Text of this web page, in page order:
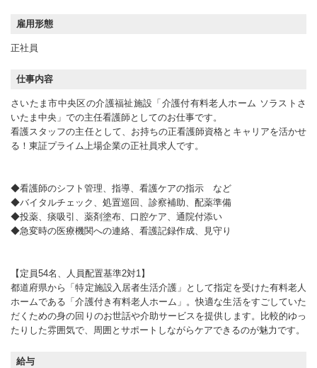
雇用形態
正社員
仕事内容
さいたま市中央区の介護福祉施設「介護付有料老人ホーム ソラストさ
いたま中央」での主任看護師としてのお仕事です。
看護スタッフの主任として、お持ちの正看護師資格とキャリアを活かせ
る！東証プライム上場企業の正社員求人です。
◆看護師のシフト管理、指導、看護ケアの指示 など
◆バイタルチェック、処置巡回、診察補助、配薬準備
◆投薬、痰吸引、薬剤塗布、口腔ケア、通院付添い
◆急変時の医療機関への連絡、看護記録作成、見守り
【定員54名、人員配置基準2対1】
都道府県から「特定施設入居者生活介護」として指定を受けた有料老人
ホームである「介護付き有料老人ホーム」。快適な生活をすごしていた
だくための身の回りのお世話や介助サービスを提供します。比較的ゆっ
たりした雰囲気で、周囲とサポートしながらケアできるのが魅力です。
給与